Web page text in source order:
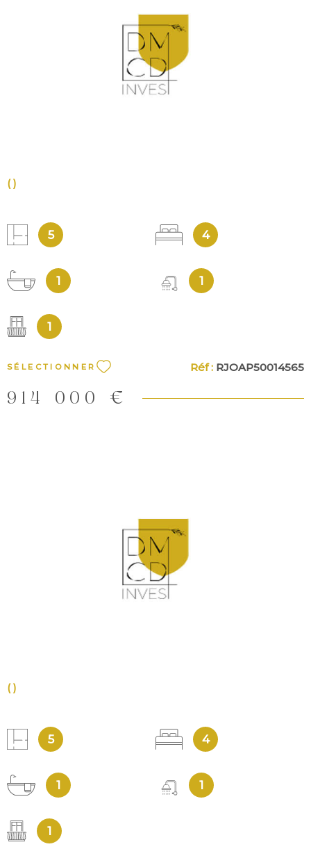
()
5 4
1 1
1
SÉLECTIONNER Réf : RJOAP50014565
914 000 €
VOIR LE BIEN
()
5 4
1 1
1
VOIR LE BIEN